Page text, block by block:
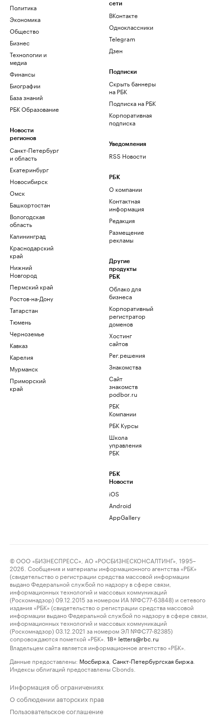
Политика
Экономика
Общество
Бизнес
Технологии и
медиа
Финансы
Биографии
База знаний
РБК Образование
Новости
регионов
Санкт-Петербург
и область
Екатеринбург
Новосибирск
Омск
Башкортостан
Вологодская
область
Калининград
Краснодарский
край
Нижний
Новгород
Пермский край
Ростов-на-Дону
Татарстан
Тюмень
Черноземье
Кавказ
Карелия
Мурманск
Приморский
край
сети
ВКонтакте
Одноклассники
Telegram
Дзен
Подписки
Скрыть баннеры
на РБК
Подписка на РБК
Корпоративная
подписка
Уведомления
RSS Новости
РБК
О компании
Контактная
информация
Редакция
Размещение
рекламы
Другие
продукты
РБК
Облако для
бизнеса
Корпоративный
регистратор
доменов
Хостинг
сайтов
Рег.решения
Знакомства
Сайт
знакомств
podbor.ru
РБК
Компании
РБК Курсы
Школа
управления
РБК
РБК
Новости
iOS
Android
AppGallery
© ООО «БИЗНЕСПРЕСС», АО «РОСБИЗНЕСКОНСАЛТИНГ», 1995–
2026. Сообщения и материалы информационного агентства «РБК»
(свидетельство о регистрации средства массовой информации
выдано Федеральной службой по надзору в сфере связи,
информационных технологий и массовых коммуникаций
(Роскомнадзор) 09.12.2015 за номером ИА №ФС77-63848) и сетевого
издания «РБК» (свидетельство о регистрации средства массовой
информации выдано Федеральной службой по надзору в сфере связи,
информационных технологий и массовых коммуникаций
(Роскомнадзор) 03.12.2021 за номером ЭЛ №ФС77-82385)
сопровождаются пометкой «РБК».
18+ letters@rbc.ru
Владельцем сайта является информационное агентство «РБК».
Данные предоставлены: Мосбиржа Санкт-Петербургская биржа
Индексы облигаций предоставлены Cbonds.
Информация об ограничениях
О соблюдении авторских прав
Пользовательское соглашение